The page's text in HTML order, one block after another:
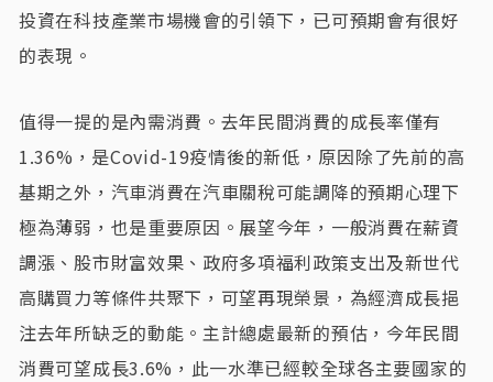
投資在科技產業市場機會的引領下，已可預期會有很好
的表現。
值得一提的是內需消費。去年民間消費的成長率僅有
1.36%，是Covid-19疫情後的新低，原因除了先前的高
基期之外，汽車消費在汽車關稅可能調降的預期心理下
極為薄弱，也是重要原因。展望今年，一般消費在薪資
調漲、股市財富效果、政府多項福利政策支出及新世代
高購買力等條件共聚下，可望再現榮景，為經濟成長挹
注去年所缺乏的動能。主計總處最新的預估，今年民間
消費可望成長3.6%，此一水準已經較全球各主要國家的